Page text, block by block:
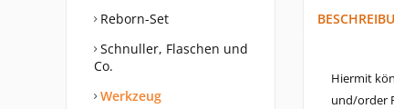
Reborn-Set
Schnuller, Flaschen und
Co.
Werkzeug
Hiermit
und/order